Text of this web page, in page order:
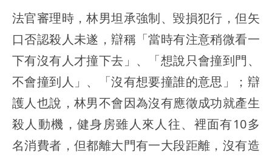
法官審理時，林男坦承強制、毀損犯行，但矢
口否認殺人未遂，辯稱「當時有注意稍微看一
下有沒有人才撞下去」、「想說只會撞到門、
不會撞到人」、「沒有想要撞誰的意思」；辯
護人也說，林男不會因為沒有應徵成功就產生
殺人動機，健身房雖人來人往、裡面有10多
名消費者，但都離大門有一大段距離，沒有造